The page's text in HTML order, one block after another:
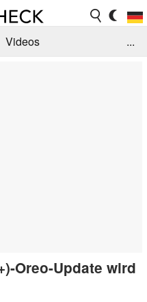
Videos
...
Oreo-Update wird